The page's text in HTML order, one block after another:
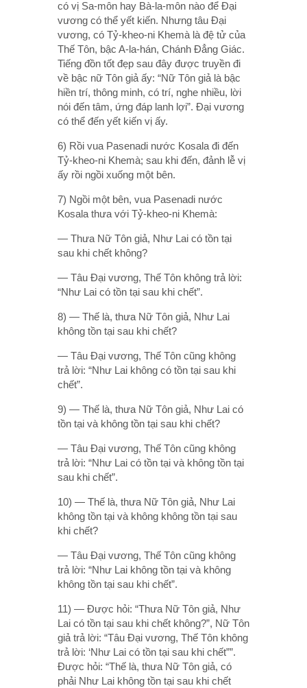
có vị Sa-môn hay Bà-la-môn nào để Ðại
vương có thể yết kiến. Nhưng tâu Ðại
vương, có Tỷ-kheo-ni Khemà là đệ tử của
Thế Tôn, bậc A-la-hán, Chánh Ðẳng Giác.
Tiếng đồn tốt đẹp sau đây được truyền đi
về bậc nữ Tôn giả ấy: “Nữ Tôn giả là bậc
hiền trí, thông minh, có trí, nghe nhiều, lời
nói đến tâm, ứng đáp lanh lợi”. Ðại vương
có thể đến yết kiến vị ấy.
6) Rồi vua Pasenadi nước Kosala đi đến
Tỷ-kheo-ni Khemà; sau khi đến, đảnh lễ vị
ấy rồi ngồi xuống một bên.
7) Ngồi một bên, vua Pasenadi nước
Kosala thưa với Tỷ-kheo-ni Khemà:
— Thưa Nữ Tôn giả, Như Lai có tồn tại
sau khi chết không?
— Tâu Ðại vương, Thế Tôn không trả lời:
“Như Lai có tồn tại sau khi chết”.
8) — Thế là, thưa Nữ Tôn giả, Như Lai
không tồn tại sau khi chết?
— Tâu Ðại vương, Thế Tôn cũng không
trả lời: “Như Lai không có tồn tại sau khi
chết”.
9) — Thế là, thưa Nữ Tôn giả, Như Lai có
tồn tại và không tồn tại sau khi chết?
— Tâu Ðại vương, Thế Tôn cũng không
trả lời: “Như Lai có tồn tại và không tồn tại
sau khi chết”.
10) — Thế là, thưa Nữ Tôn giả, Như Lai
không tồn tại và không không tồn tại sau
khi chết?
— Tâu Ðại vương, Thế Tôn cũng không
trả lời: “Như Lai không tồn tại và không
không tồn tại sau khi chết”.
11) — Ðược hỏi: “Thưa Nữ Tôn giả, Như
Lai có tồn tại sau khi chết không?”, Nữ Tôn
giả trả lời: “Tâu Ðại vương, Thế Tôn không
trả lời: ‘Như Lai có tồn tại sau khi chết””.
Ðược hỏi: “Thế là, thưa Nữ Tôn giả, có
phải Như Lai không tồn tại sau khi chết